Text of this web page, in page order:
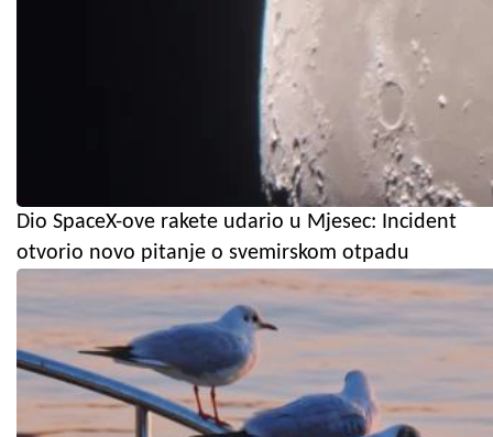
Dio SpaceX-ove rakete udario u Mjesec: Incident
otvorio novo pitanje o svemirskom otpadu